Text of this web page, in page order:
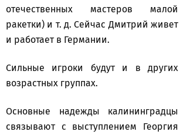
отечественных мастеров малой
ракетки) и т. д. Сейчас Дмитрий живет
и работает в Германии.
Сильные игроки будут и в других
возрастных группах.
Основные надежды калининградцы
связывают с выступлением Георгия